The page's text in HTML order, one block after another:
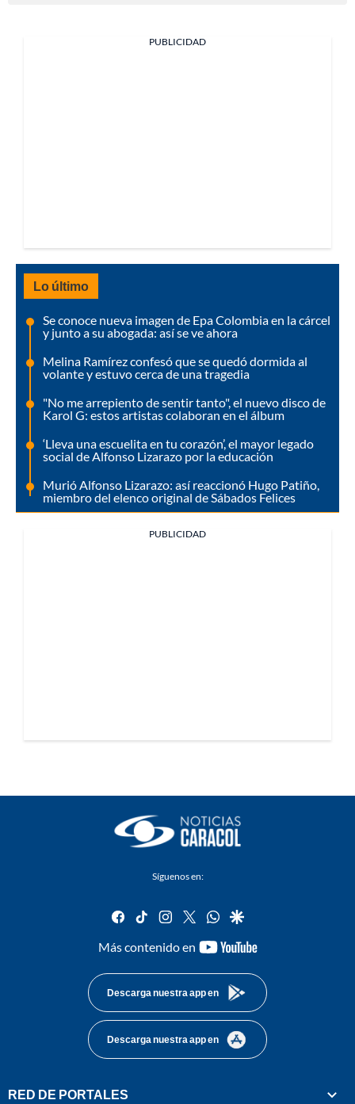
PUBLICIDAD
Lo último
Se conoce nueva imagen de Epa Colombia en la cárcel
y junto a su abogada: así se ve ahora
Melina Ramírez confesó que se quedó dormida al
volante y estuvo cerca de una tragedia
"No me arrepiento de sentir tanto", el nuevo disco de
Karol G: estos artistas colaboran en el álbum
‘Lleva una escuelita en tu corazón’, el mayor legado
social de Alfonso Lizarazo por la educación
Murió Alfonso Lizarazo: así reaccionó Hugo Patiño,
miembro del elenco original de Sábados Felices
PUBLICIDAD
Síguenos en:
facebook
tiktok instagram
twitterwhatsapp
google
Más contenido en
youtube-
Descarga nuestra app en
Descarga nuestra app en
RED DE PORTALES